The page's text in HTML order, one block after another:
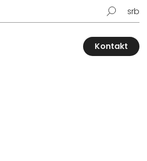
srb
Kontakt